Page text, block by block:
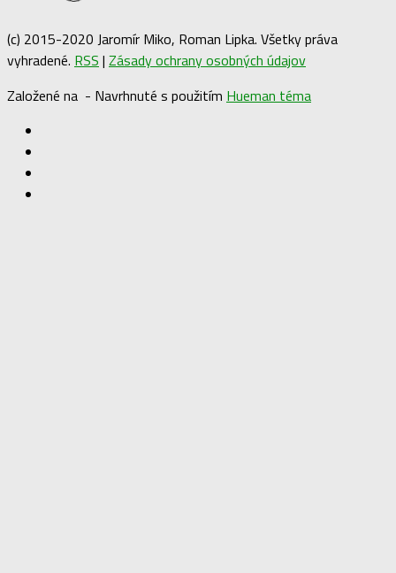
(c) 2015-2020 Jaromír Miko, Roman Lipka. Všetky práva
vyhradené. RSS | Zásady ochrany osobných údajov
Založené na - Navrhnuté s použitím Hueman téma